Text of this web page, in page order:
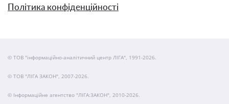
Політика конфіденційності
© ТОВ "інформаційно-аналітичний центр ЛІГА", 1991-2026.
© ТОВ "ЛІГА ЗАКОН", 2007-2026.
© Інформаційне агентство "ЛІГА:ЗАКОН", 2010-2026.